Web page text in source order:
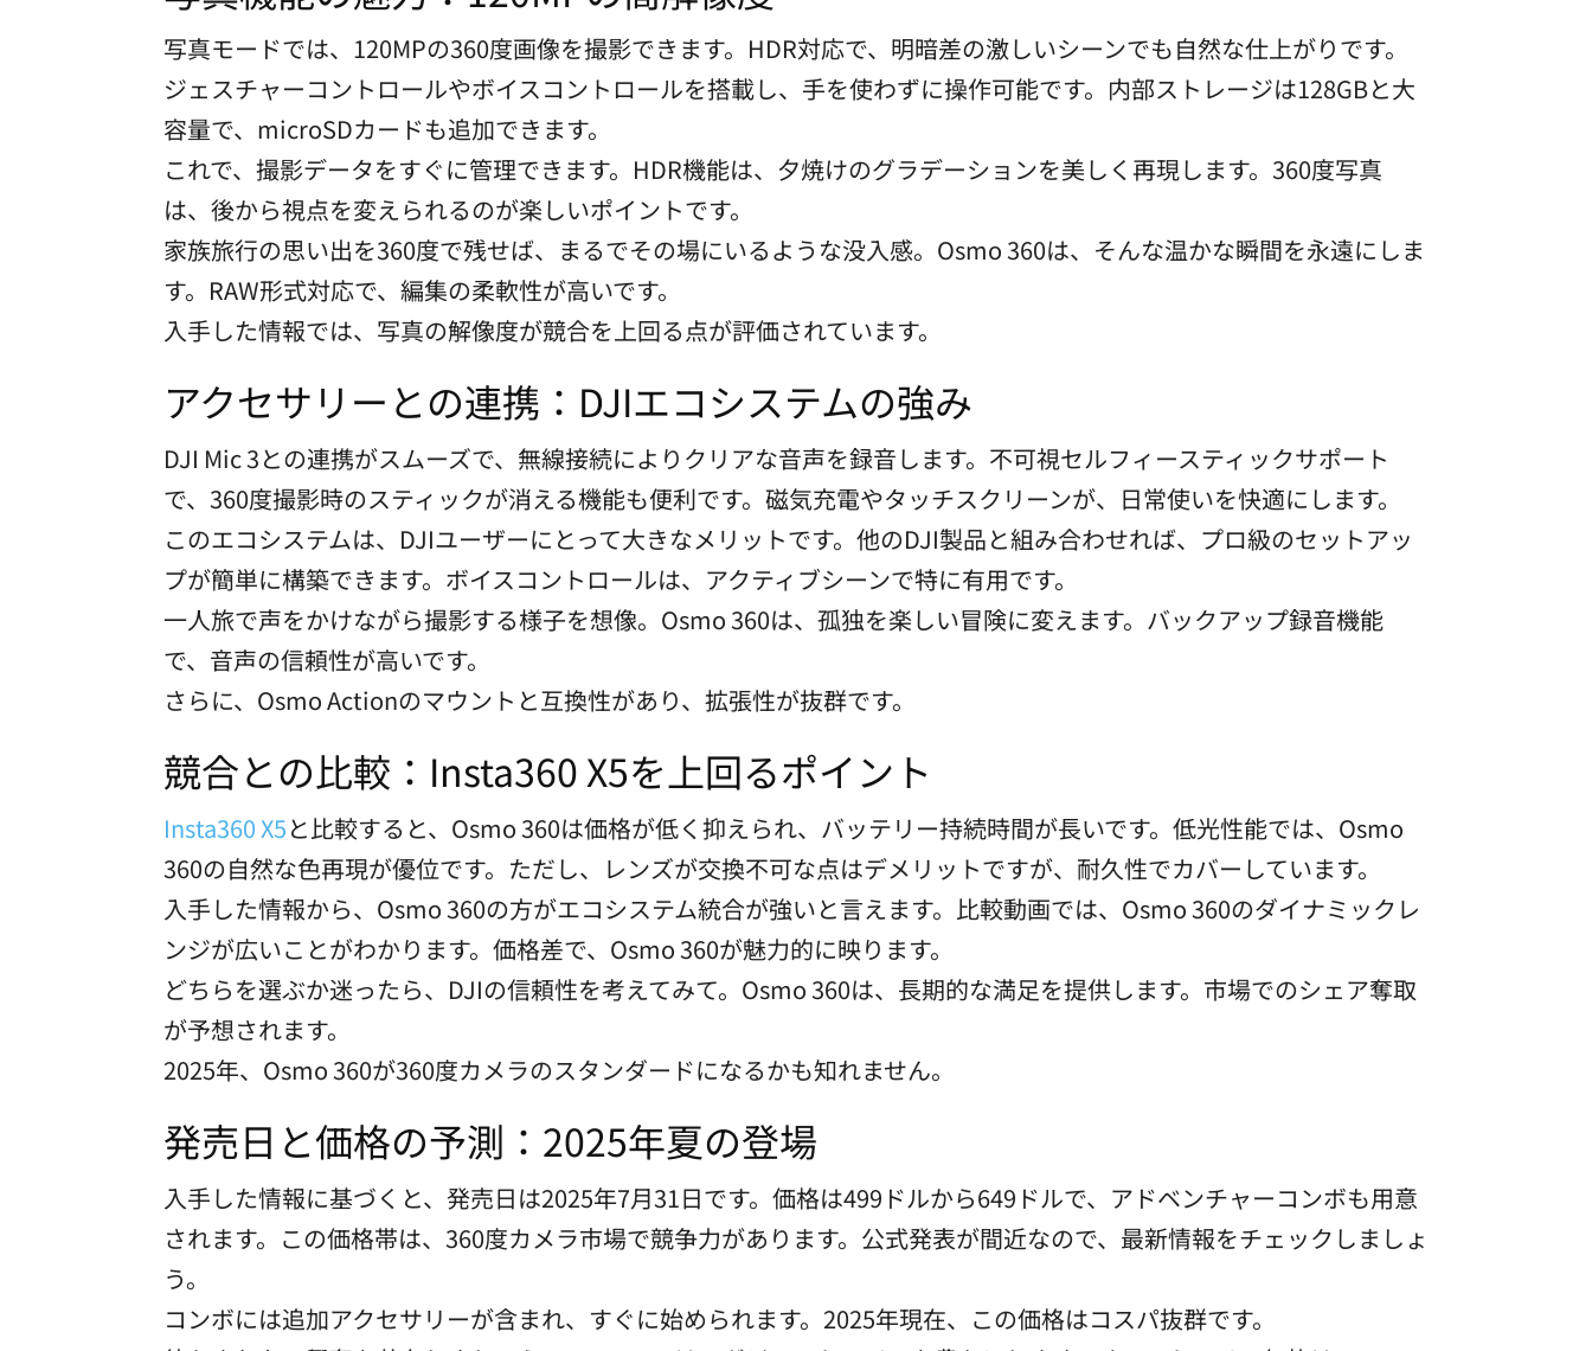
写真モードでは、120MPの360度画像を撮影できます。HDR対応で、明暗差の激しいシーンでも自然な仕上がりです。
ジェスチャーコントロールやボイスコントロールを搭載し、手を使わずに操作可能です。内部ストレージは128GBと大
容量で、microSDカードも追加できます。
これで、撮影データをすぐに管理できます。HDR機能は、夕焼けのグラデーションを美しく再現します。360度写真
は、後から視点を変えられるのが楽しいポイントです。
家族旅行の思い出を360度で残せば、まるでその場にいるような没入感。Osmo 360は、そんな温かな瞬間を永遠にしま
す。RAW形式対応で、編集の柔軟性が高いです。
入手した情報では、写真の解像度が競合を上回る点が評価されています。
アクセサリーとの連携：DJIエコシステムの強み
DJI Mic 3との連携がスムーズで、無線接続によりクリアな音声を録音します。不可視セルフィースティックサポート
で、360度撮影時のスティックが消える機能も便利です。磁気充電やタッチスクリーンが、日常使いを快適にします。
このエコシステムは、DJIユーザーにとって大きなメリットです。他のDJI製品と組み合わせれば、プロ級のセットアッ
プが簡単に構築できます。ボイスコントロールは、アクティブシーンで特に有用です。
一人旅で声をかけながら撮影する様子を想像。Osmo 360は、孤独を楽しい冒険に変えます。バックアップ録音機能
で、音声の信頼性が高いです。
さらに、Osmo Actionのマウントと互換性があり、拡張性が抜群です。
競合との比較：Insta360 X5を上回るポイント
Insta360 X5と比較すると、Osmo 360は価格が低く抑えられ、バッテリー持続時間が長いです。低光性能では、Osmo
360の自然な色再現が優位です。ただし、レンズが交換不可な点はデメリットですが、耐久性でカバーしています。
入手した情報から、Osmo 360の方がエコシステム統合が強いと言えます。比較動画では、Osmo 360のダイナミックレ
ンジが広いことがわかります。価格差で、Osmo 360が魅力的に映ります。
どちらを選ぶか迷ったら、DJIの信頼性を考えてみて。Osmo 360は、長期的な満足を提供します。市場でのシェア奪取
が予想されます。
2025年、Osmo 360が360度カメラのスタンダードになるかも知れません。
発売日と価格の予測：2025年夏の登場
入手した情報に基づくと、発売日は2025年7月31日です。価格は499ドルから649ドルで、アドベンチャーコンボも用意
されます。この価格帯は、360度カメラ市場で競争力があります。公式発表が間近なので、最新情報をチェックしましょ
う。
コンボには追加アクセサリーが含まれ、すぐに始められます。2025年現在、この価格はコスパ抜群です。